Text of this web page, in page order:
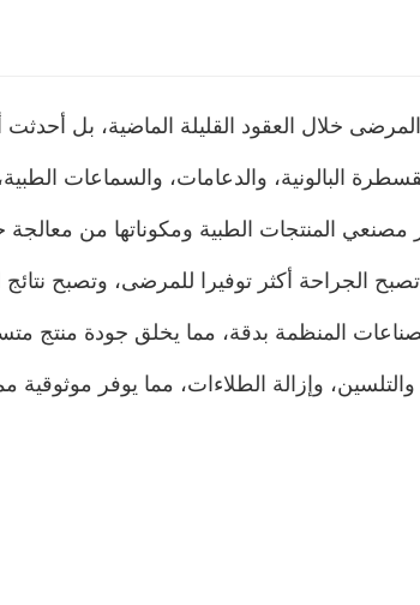
خلال العقود القليلة الماضية، بل
البالونية، والدعامات، والسماعات الطبية،
مصنعي المنتجات الطبية ومكوناتها من
الجراحة أكثر توفيرا للمرضى، وتصبح
الصناعات المنظمة بدقة، مما يخلق جودة
وإزالة الطلاءات، مما يوفر موثوقية